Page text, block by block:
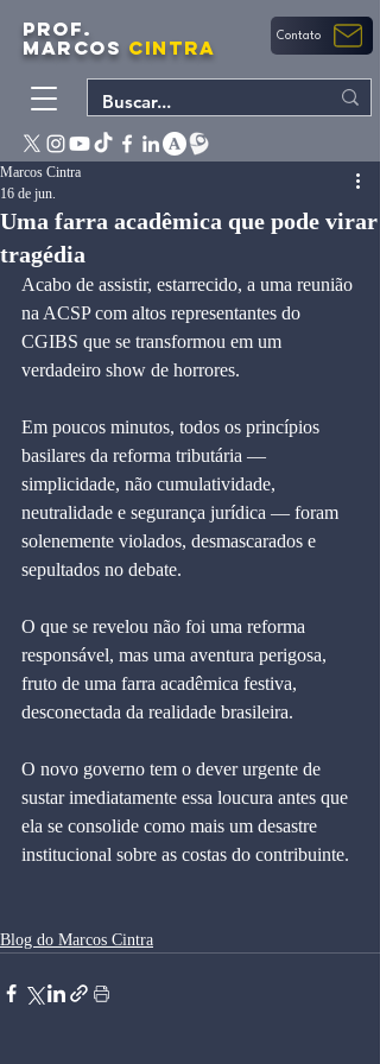
PROF.
MARCOS CINTRA Contato
Uma farra acadêmica que pode virar
tragédia
Marcos Cintra
16 de jun.
Acabo de assistir, estarrecido, a uma reunião
na ACSP com altos representantes do
CGIBS que se transformou em um
verdadeiro show de horrores.
Em poucos minutos, todos os princípios
basilares da reforma tributária —
simplicidade, não cumulatividade,
neutralidade e segurança jurídica — foram
solenemente violados, desmascarados e
sepultados no debate.
O que se revelou não foi uma reforma
responsável, mas uma aventura perigosa,
fruto de uma farra acadêmica festiva,
desconectada da realidade brasileira.
O novo governo tem o dever urgente de
sustar imediatamente essa loucura antes que
ela se consolide como mais um desastre
institucional sobre as costas do contribuinte.
Blog do Marcos Cintra